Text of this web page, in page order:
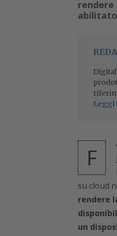
rendere
Leggi
F
su cloud
rendere
un